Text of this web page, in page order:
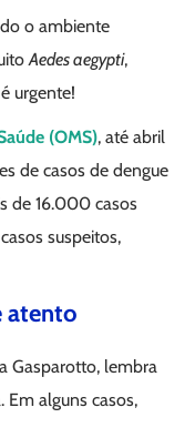
o ambiente
Aedes aegypti,
urgente!
(OMS), até abril
de casos de dengue
de 16.000 casos
suspeitos,
atento
Gasparotto, lembra
Em alguns casos,